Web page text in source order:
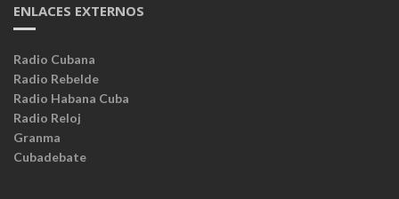
ENLACES EXTERNOS
Radio Cubana
Radio Rebelde
Radio Habana Cuba
Radio Reloj
Granma
Cubadebate